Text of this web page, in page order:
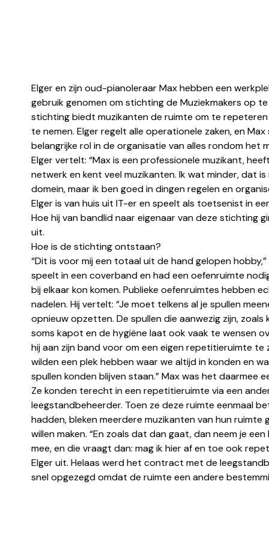
Elger en zijn oud-pianoleraar Max hebben een
gebruik genomen om stichting de Muziekmakers op
stichting biedt muzikanten de ruimte om te repeteren
te nemen. Elger regelt alle operationele zaken, en
belangrijke rol in de organisatie van alles rondom het
Elger vertelt: “Max is een professionele muzikant,
netwerk en kent veel muzikanten. Ik wat minder, dat is
domein, maar ik ben goed in dingen regelen en
Elger is van huis uit IT-er en speelt als toetsenist in
Hoe hij van bandlid naar eigenaar van deze stichting
uit.
Hoe is de stichting ontstaan?
“Dit is voor mij een totaal uit de hand gelopen hobby,”
speelt in een coverband en had een oefenruimte
bij elkaar kon komen. Publieke oefenruimtes hebben
nadelen. Hij vertelt: “Je moet telkens al je spullen
opnieuw opzetten. De spullen die aanwezig zijn, zoals
soms kapot en de hygiëne laat ook vaak te wensen
hij aan zijn band voor om een eigen repetitieruimte te
wilden een plek hebben waar we altijd in konden en
spullen konden blijven staan.” Max was het daarmee
Ze konden terecht in een repetitieruimte via een
leegstandbeheerder. Toen ze deze ruimte eenmaal
hadden, bleken meerdere muzikanten van hun ruimte
willen maken. “En zoals dat dan gaat, dan neem je een
mee, en die vraagt dan: mag ik hier af en toe ook
Elger uit. Helaas werd het contract met de
snel opgezegd omdat de ruimte een andere